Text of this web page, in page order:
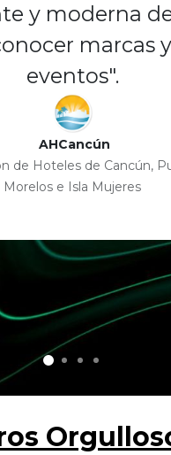
y moderna
marcas y
eventos".
AHCancún
de Hoteles de Cancún,
Morelos e Isla Mujeres